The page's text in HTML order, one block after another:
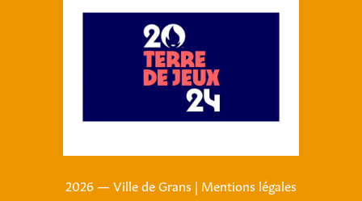
2026 — Ville de Grans | Mentions légales